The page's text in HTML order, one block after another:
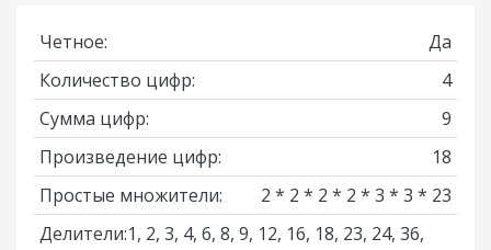
Четное:
Да
Количество цифр:
4
Сумма цифр:
9
Произведение цифр:
18
Простые множители:
2 * 2 * 2 * 2 * 3 * 3 * 23
Делители:1, 2, 3, 4, 6, 8, 9, 12, 16, 18, 23, 24, 36,